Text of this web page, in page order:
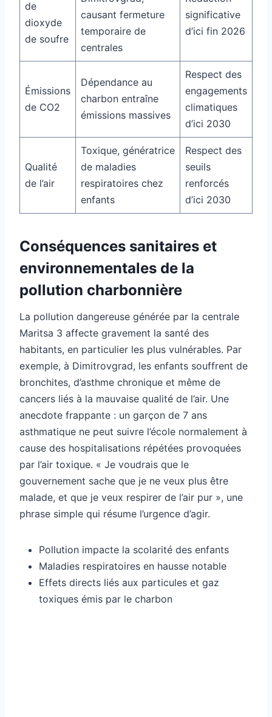
de
dioxyde
de soufre
causant fermeture
temporaire de
centrales
significative
d’ici fin 2026
Émissions
de CO2
Dépendance au
charbon entraîne
émissions massives
Respect des
engagements
climatiques
d’ici 2030
Qualité
de l’air
Toxique, génératrice
de maladies
respiratoires chez
enfants
Respect des
seuils
renforcés
d’ici 2030
Conséquences sanitaires et
environnementales de la
pollution charbonnière
La pollution dangereuse générée par la centrale
Maritsa 3 affecte gravement la santé des
habitants, en particulier les plus vulnérables. Par
exemple, à Dimitrovgrad, les enfants souffrent de
bronchites, d’asthme chronique et même de
cancers liés à la mauvaise qualité de l’air. Une
anecdote frappante : un garçon de 7 ans
asthmatique ne peut suivre l’école normalement à
cause des hospitalisations répétées provoquées
par l’air toxique. « Je voudrais que le
gouvernement sache que je ne veux plus être
malade, et que je veux respirer de l’air pur », une
phrase simple qui résume l’urgence d’agir.
Pollution impacte la scolarité des enfants
Maladies respiratoires en hausse notable
Effets directs liés aux particules et gaz
toxiques émis par le charbon